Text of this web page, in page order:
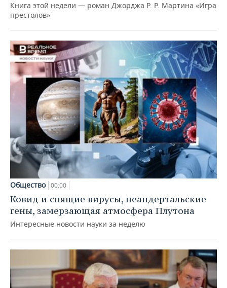
Книга этой недели — роман Джорджа Р. Р. Мартина «Игра
престолов»
Общество 00:00
Ковид и спящие вирусы, неандертальские
гены, замерзающая атмосфера Плутона
Интересные новости науки за неделю